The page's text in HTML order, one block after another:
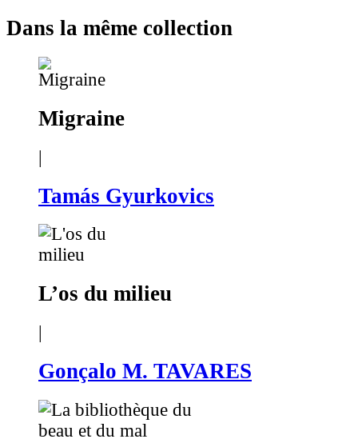
Dans la même collection
Migraine
|
Tamás Gyurkovics
L’os du milieu
Gonçalo M. TAVARES